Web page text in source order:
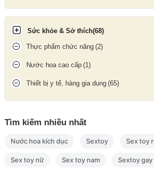
Cách Bảo Quản
Giữ mặt hàng nơi khô ráo, tránh ánh nắng
Không để gần vật sắc nhọn để tránh rách hư
Có thể dùng phấn rôm để giữ bề mặt silicon
Sức khỏe & Sở thích(68)
Thực phẩm chức năng (2)
Nước hoa cao cấp (1)
Thiết bị y tế, hàng gia dụng (65)
Tìm kiếm nhiều nhất
Nước hoa kích dục Sextoy Sex toy
Sex toy nữ Sex toy nam Sextoy gay